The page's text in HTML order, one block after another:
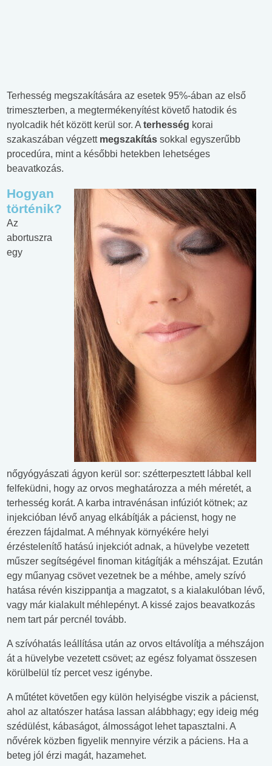
Terhesség megszakítására az esetek 95%-ában az első
trimeszterben, a megtermékenyítést követő hatodik és
nyolcadik hét között kerül sor. A terhesség korai
szakaszában végzett megszakítás sokkal egyszerűbb
procedúra, mint a későbbi hetekben lehetséges
beavatkozás.
Hogyan
történik?
Az
abortuszra
egy
nőgyógyászati ágyon kerül sor: szétterpesztett lábbal kell
felfeküdni, hogy az orvos meghatározza a méh méretét, a
terhesség korát. A karba intravénásan infúziót kötnek; az
injekcióban lévő anyag elkábítják a pácienst, hogy ne
érezzen fájdalmat. A méhnyak környékére helyi
érzéstelenítő hatású injekciót adnak, a hüvelybe vezetett
műszer segítségével finoman kitágítják a méhszájat. Ezután
egy műanyag csövet vezetnek be a méhbe, amely szívó
hatása révén kiszippantja a magzatot, s a kialakulóban lévő,
vagy már kialakult méhlepényt. A kissé zajos beavatkozás
nem tart pár percnél tovább.
A szívóhatás leállítása után az orvos eltávolítja a méhszájon
át a hüvelybe vezetett csövet; az egész folyamat összesen
körülbelül tíz percet vesz igénybe.
A műtétet követően egy külön helyiségbe viszik a pácienst,
ahol az altatószer hatása lassan alábbhagy; egy ideig még
szédülést, kábaságot, álmosságot lehet tapasztalni. A
nővérek közben figyelik mennyire vérzik a páciens. Ha a
beteg jól érzi magát, hazamehet.